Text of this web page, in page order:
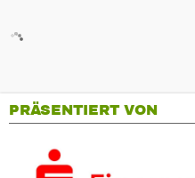
PRÄSENTIERT VON